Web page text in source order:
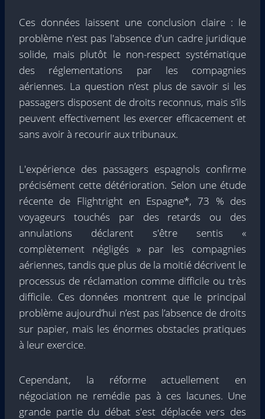
Ces données laissent une conclusion claire : le
problème n'est pas l'absence d'un cadre juridique
solide, mais plutôt le non-respect systématique
des réglementations par les compagnies
aériennes. La question n’est plus de savoir si les
passagers disposent de droits reconnus, mais s’ils
peuvent effectivement les exercer efficacement et
sans avoir à recourir aux tribunaux.
L'expérience des passagers espagnols confirme
précisément cette détérioration. Selon une étude
récente de Flightright en Espagne*, 73 % des
voyageurs touchés par des retards ou des
annulations déclarent s'être sentis «
complètement négligés » par les compagnies
aériennes, tandis que plus de la moitié décrivent le
processus de réclamation comme difficile ou très
difficile. Ces données montrent que le principal
problème aujourd’hui n’est pas l’absence de droits
sur papier, mais les énormes obstacles pratiques
à leur exercice.
Cependant, la réforme actuellement en
négociation ne remédie pas à ces lacunes. Une
grande partie du débat s'est déplacée vers des